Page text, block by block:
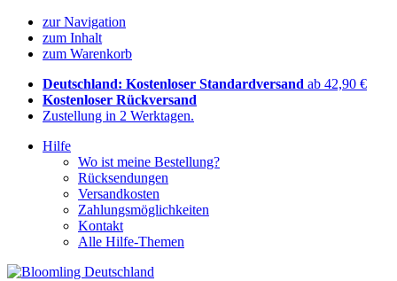
zur Navigation
zum Inhalt
zum Warenkorb
Deutschland: Kostenloser Standardversand ab 42,90 €
Kostenloser Rückversand
Zustellung in 2 Werktagen.
Hilfe
Wo ist meine Bestellung?
Rücksendungen
Versandkosten
Zahlungsmöglichkeiten
Kontakt
Alle Hilfe-Themen